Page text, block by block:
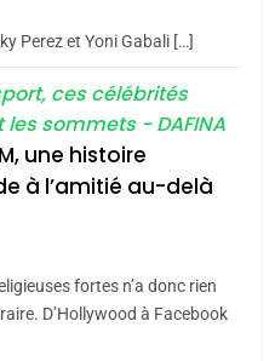
génocide, je dis
La nouvelle
de Boy George
Perez et Yoni Gabali […]
ces célébrités
sommets - DAFINA
une histoire
à l’amitié au-delà
fortes n’a donc rien
D’Hollywood à Facebook
selon le rapport
ET RÉSILIENTE :
JE REVENDIQUE
par Thérèse
NOUS MANQUE –